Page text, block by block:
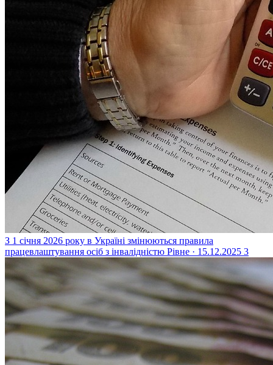
З 1 січня 2026 року в Україні змінюються правила
працевлаштування осіб з інвалідністю Рівне · 15.12.2025 3